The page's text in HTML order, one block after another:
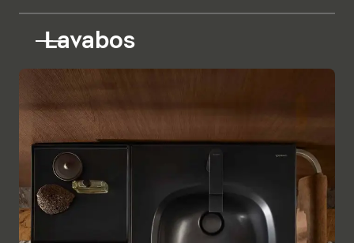
Lavabos